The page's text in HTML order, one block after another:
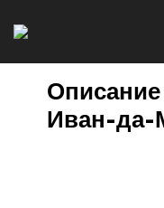
Иван-да-